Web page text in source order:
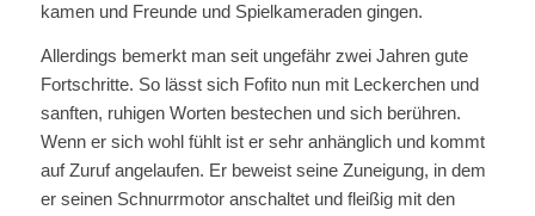
kamen und Freunde und Spielkameraden gingen.
Allerdings bemerkt man seit ungefähr zwei Jahren gute
Fortschritte. So lässt sich Fofito nun mit Leckerchen und
sanften, ruhigen Worten bestechen und sich berühren.
Wenn er sich wohl fühlt ist er sehr anhänglich und kommt
auf Zuruf angelaufen. Er beweist seine Zuneigung, in dem
er seinen Schnurrmotor anschaltet und fleißig mit den